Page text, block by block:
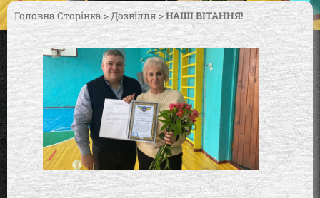
Головна Сторінка >Дозвілля>НАШІ ВІТАННЯ!